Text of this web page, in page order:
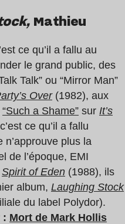
Mathieu
ce qu’il a fallu au
le grand public, des
Talk” ou “Mirror Man”
Over(1982), aux
“Such a Shame” sur It’s
ce qu’il a fallu
plus la
de l’époque, EMI
Spirit of Eden (1988), ils
album, Laughing Stock
du label Polydor).
: Mort de Mark Hollis